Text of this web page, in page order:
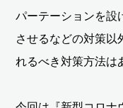
パーテーションを設
させるなどの対策以
れるべき対策方法は